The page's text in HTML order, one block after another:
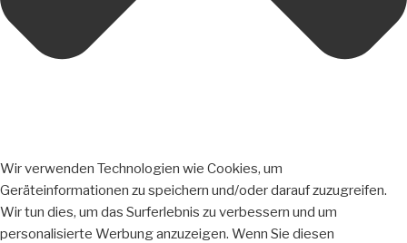
Wir verwenden Technologien wie Cookies, um
Geräteinformationen zu speichern und/oder darauf zuzugreifen.
Wir tun dies, um das Surferlebnis zu verbessern und um
personalisierte Werbung anzuzeigen. Wenn Sie diesen